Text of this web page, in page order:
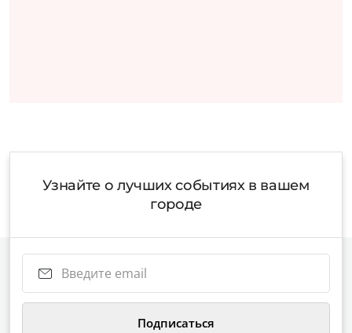
Узнайте о лучших событиях в вашем
городе